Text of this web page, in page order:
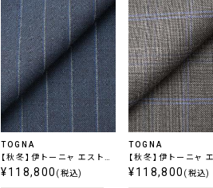
TOGNA
【秋冬】伊トーニャ エストラ
ート ストレッチ ブルー スト
¥118,800 (税込)
TOGNA
【秋冬】伊トーニャ
ート ストレッチ グ
¥118,800 (税込)